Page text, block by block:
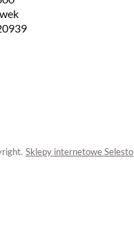
Sklepy internetowe Selesto